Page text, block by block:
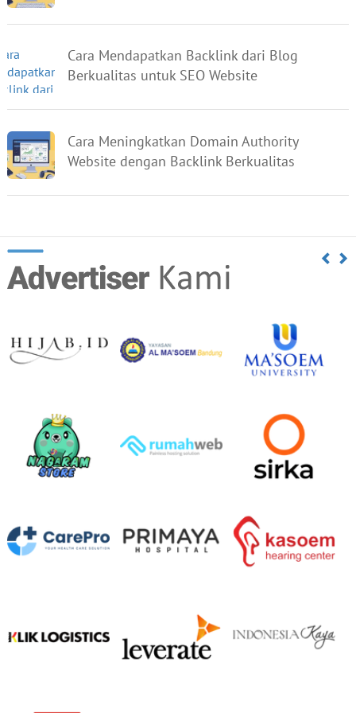
Cara Mendapatkan Backlink dari Blog
Berkualitas untuk SEO Website
Cara Meningkatkan Domain Authority
Website dengan Backlink Berkualitas